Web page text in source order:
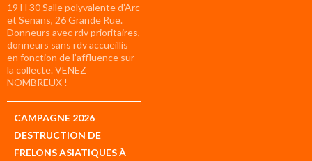
19 H 30 Salle polyvalente d’Arc
et Senans, 26 Grande Rue.
Donneurs avec rdv prioritaires,
donneurs sans rdv accueillis
en fonction de l’affluence sur
la collecte. VENEZ
NOMBREUX !
CAMPAGNE 2026
DESTRUCTION DE
FRELONS ASIATIQUES À